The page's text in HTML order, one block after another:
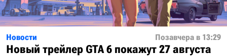
Новости Позавчера в 13:29
Новый трейлер GTA 6 покажут 27 августа